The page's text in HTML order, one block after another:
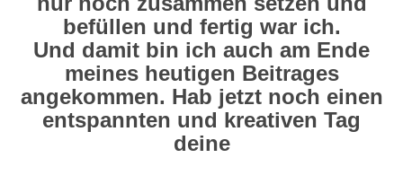
befüllen und fertig war ich.
Und damit bin ich auch am Ende
meines heutigen Beitrages
angekommen. Hab jetzt noch einen
entspannten und kreativen Tag
deine